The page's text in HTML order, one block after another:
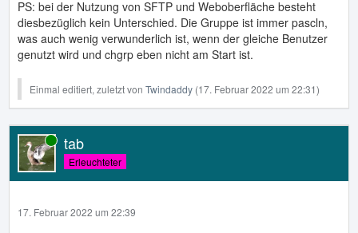
PS: bei der Nutzung von SFTP und Weboberfläche besteht
diesbezüglich kein Unterschied. Die Gruppe ist immer pascln,
was auch wenig verwunderlich ist, wenn der gleiche Benutzer
genutzt wird und chgrp eben nicht am Start ist.
Einmal editiert, zuletzt von Twindaddy (17. Februar 2022 um 22:31)
tab
Online
Erleuchteter
17. Februar 2022 um 22:39